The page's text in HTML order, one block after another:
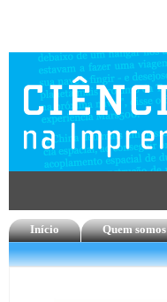
Início Quem somos